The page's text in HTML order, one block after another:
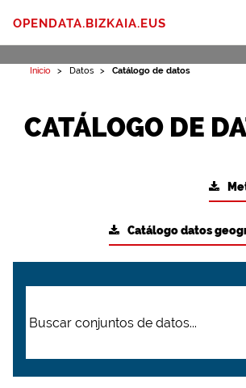
OPENDATA.BIZKAIA.EUS
Inicio Datos Catálogo de datos
CATÁLOGO DE
Catálogo datos